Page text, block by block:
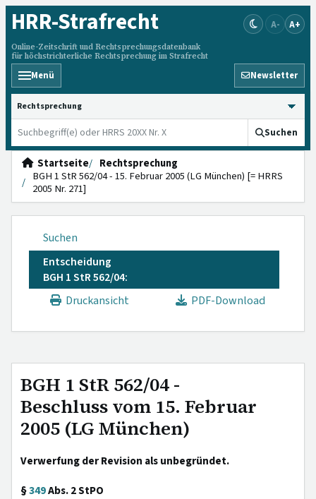
HRR-Strafrecht
Online-Zeitschrift und Rechtsprechungsdatenbank
für höchstrichterliche Rechtsprechung im Strafrecht
A- A+
Menü Newsletter
HRRS durchsuchen
Suchen
Startseite
Rechtsprechung
BGH 1 StR 562/04 - 15. Februar 2005 (LG München) [= HRRS
2005 Nr. 271]
Suchen
Entscheidung
BGH 1 StR 562/04:
Druckansicht
PDF-Download
BGH 1 StR 562/04 -
Beschluss vom 15. Februar
2005 (LG München)
Verwerfung der Revision als unbegründet.
§349Abs. 2 StPO